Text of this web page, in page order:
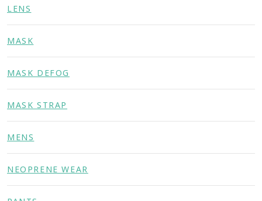
LENS
MASK
MASK DEFOG
MASK STRAP
MENS
NEOPRENE WEAR